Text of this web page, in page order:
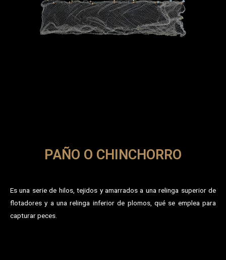
PAÑO O CHINCHORRO
Es una serie de hilos, tejidos y amarrados a una relinga superior de
flotadores y a una relinga inferior de plomos, qué se emplea para
capturar peces.